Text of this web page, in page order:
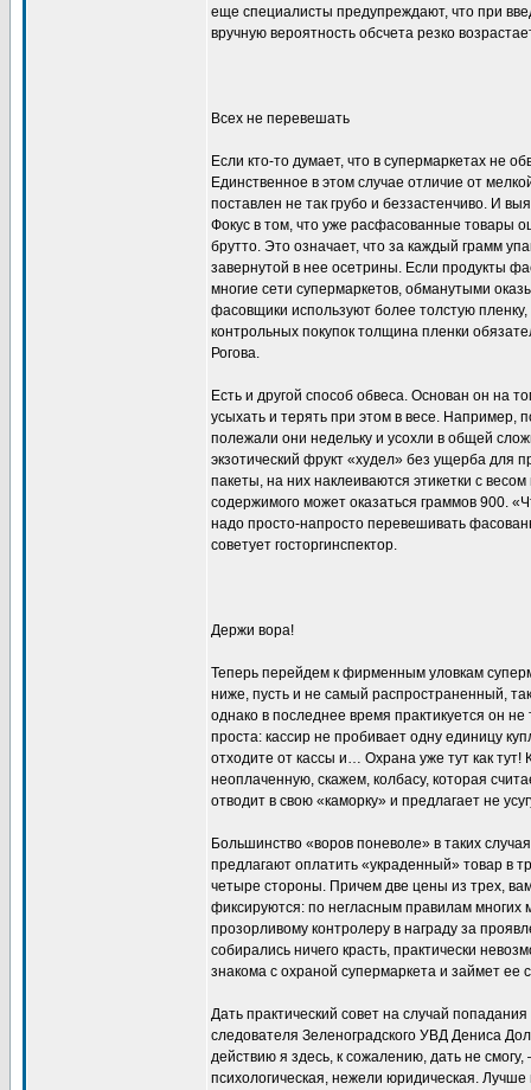
еще специалисты предупреждают, что при
вручную вероятность обсчета резко
Всех не перевешать
Если кто-то думает, что в супермаркетах не
Единственное в этом случае отличие от
поставлен не так грубо и беззастенчиво. И
Фокус в том, что уже расфасованные товары
брутто. Это означает, что за каждый грамм
завернутой в нее осетрины. Если продукты
многие сети супермаркетов, обманутыми
фасовщики используют более толстую
контрольных покупок толщина пленки
Рогова.
Есть и другой способ обвеса. Основан он на
усыхать и терять при этом в весе. Например,
полежали они недельку и усохли в общей
экзотический фрукт «худел» без ущерба для
пакеты, на них наклеиваются этикетки с
содержимого может оказаться граммов 900.
надо просто-напросто перевешивать
советует госторгинспектор.
Держи вора!
Теперь перейдем к фирменным уловкам
ниже, пусть и не самый распространенный,
однако в последнее время практикуется он
проста: кассир не пробивает одну единицу
отходите от кассы и… Охрана уже тут как
неоплаченную, скажем, колбасу, которая
отводит в свою «каморку» и предлагает не
Большинство «воров поневоле» в таких
предлагают оплатить «украденный» товар в
четыре стороны. Причем две цены из трех,
фиксируются: по негласным правилам многих
прозорливому контролеру в награду за
собирались ничего красть, практически
знакома с охраной супермаркета и займет ее
Дать практический совет на случай
следователя Зеленоградского УВД Дениса
действию я здесь, к сожалению, дать не
психологическая, нежели юридическая. Лучше